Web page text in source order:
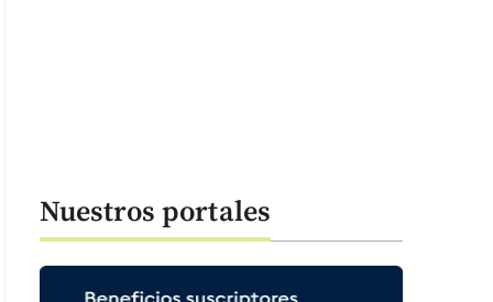
ejemplos como “Ekfat”, un supuesto productor islandés con millones
investigadores como una “invención total”, con biografía ficticia e
Nuestros portales